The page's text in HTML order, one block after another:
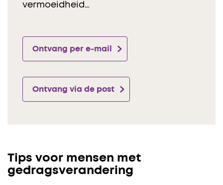
vermoeidheid…
Ontvang per e-mail
Ontvang via de post
Tips voor mensen met
gedragsverandering